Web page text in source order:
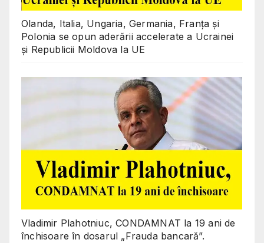
Olanda, Italia, Ungaria, Germania, Franța și
Polonia se opun aderării accelerate a Ucrainei
și Republicii Moldova la UE
Vladimir Plahotniuc, CONDAMNAT la 19 ani de
închisoare în dosarul „Frauda bancară”.